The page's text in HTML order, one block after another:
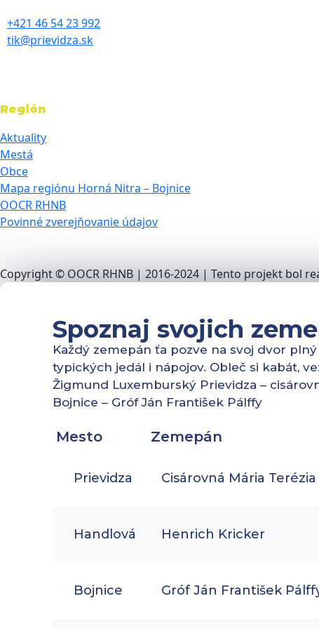
+421 46 54 23 992
tik@prievidza.sk
Región
Aktuality
Mestá
Obce
Mapa regiónu Horná Nitra – Bojnice
OOCR RHNB
Povinné zverejňovanie údajov
Copyright © OOCR RHNB | 2016-2024 | Tento projekt bol
Spoznaj svojich
Každý zemepán ťa pozve na svoj dvor
typických jedál i nápojov. Obleč si kabát,
Žigmund Luxemburský Prievidza –
Bojnice – Gróf Ján František Pálffy
Mesto Zemepán
Prievidza Cisárovná Mária Terézia
Handlová Henrich Kricker
Bojnice Gróf Ján František